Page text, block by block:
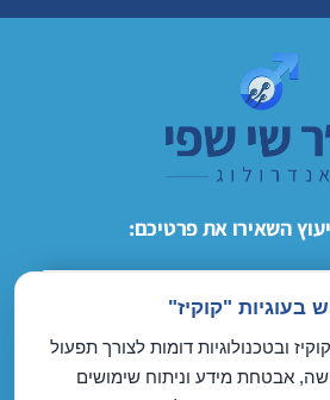
בעוגיות "קוקיז"
ובטכנולוגיות דומות לצורך תפעול
אבטחת מידע וניתוח שימושים
השאירו את פרטיכם: